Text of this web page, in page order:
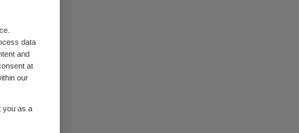
data
and
at
our
you as a